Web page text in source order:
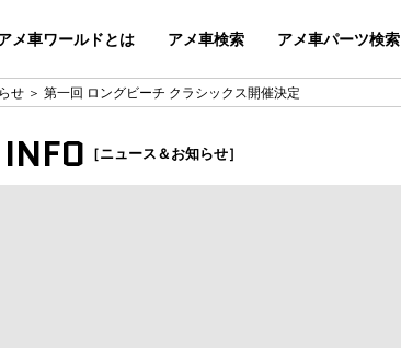
メ車ワールドとは アメ車検索 アメ車パーツ検索
せ ＞ 第一回 ロングビーチ クラシックス開催決定
［ニュース＆お知らせ］